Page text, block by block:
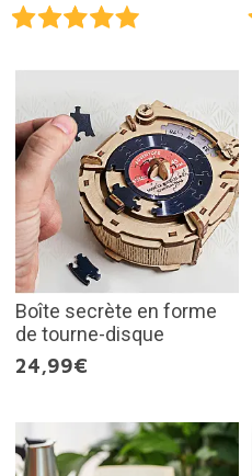
Boîte secrète en forme
de tourne-disque
24,99€